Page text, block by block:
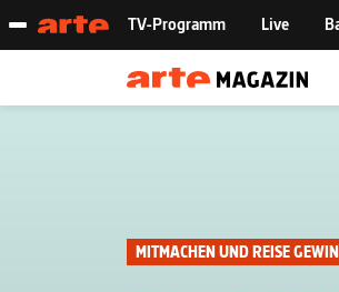
MITMACHEN UND REISE